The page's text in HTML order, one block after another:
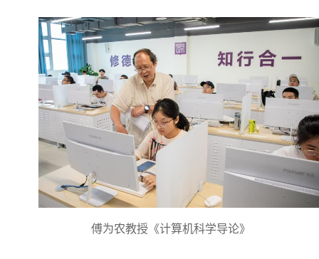
傅为农教授《计算机科学导论》